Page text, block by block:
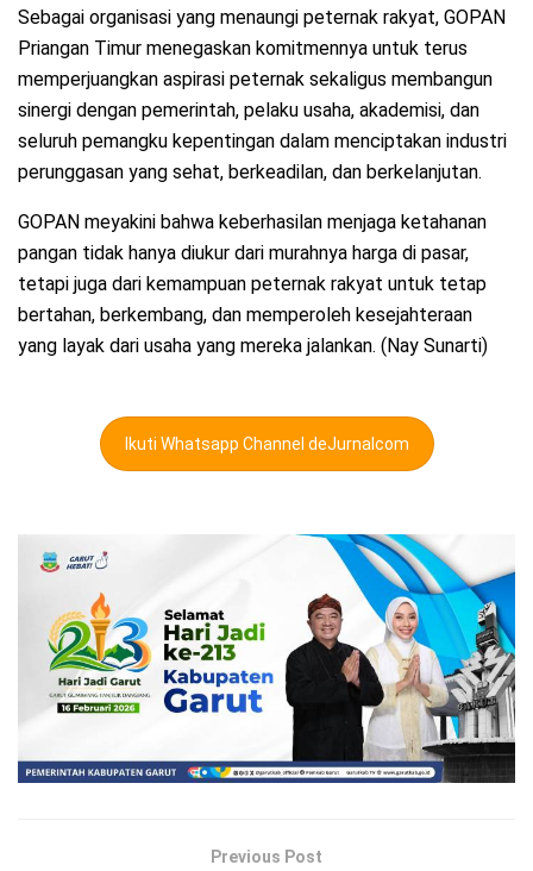
Sebagai organisasi yang menaungi peternak rakyat, GOPAN
Priangan Timur menegaskan komitmennya untuk terus
memperjuangkan aspirasi peternak sekaligus membangun
sinergi dengan pemerintah, pelaku usaha, akademisi, dan
seluruh pemangku kepentingan dalam menciptakan industri
perunggasan yang sehat, berkeadilan, dan berkelanjutan.
GOPAN meyakini bahwa keberhasilan menjaga ketahanan
pangan tidak hanya diukur dari murahnya harga di pasar,
tetapi juga dari kemampuan peternak rakyat untuk tetap
bertahan, berkembang, dan memperoleh kesejahteraan
yang layak dari usaha yang mereka jalankan. (Nay Sunarti)
Ikuti Whatsapp Channel deJurnalcom
Previous Post